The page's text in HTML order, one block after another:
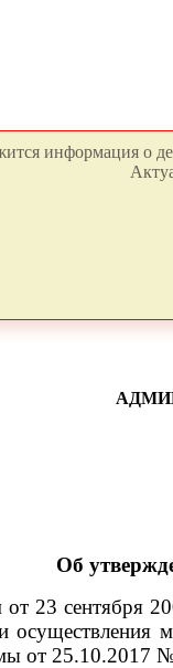
информация о
Об
от 23 сентября
осуществления
от 25.10.2017